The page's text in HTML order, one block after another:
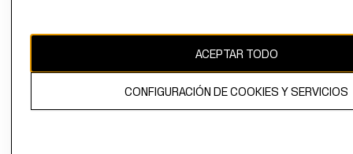
El contenido de esta página web está protegido por copyright y es
ACEPTAR TODO
CONFIGURACIÓN DE COOKIES Y SERVICIOS